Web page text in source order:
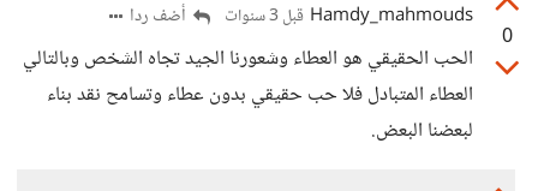
0
Hamdy_mahmouds قبل 3 سنوات أضف ردا
الحب الحقيقي هو العطاء وشعورنا الجيد تجاه الشخص وبالتالي
العطاء المتبادل فلا حب حقيقي بدون عطاء وتسامح نقد بناء
لبعضنا البعض.